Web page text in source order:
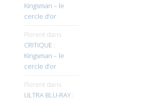
Kingsman – le
cercle d’or
Florentdans
CRITIQUE :
Kingsman – le
cercle d’or
Florentdans
ULTRA BLU-RAY :